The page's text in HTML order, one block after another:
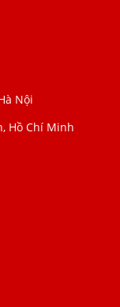
Nội
Hồ Chí Minh